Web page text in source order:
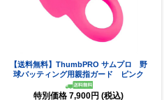
【送料無料】ThumbPRO サムプロ 野
球バッティング用親指ガード ピンク
特別価格 7,900円 (税込)